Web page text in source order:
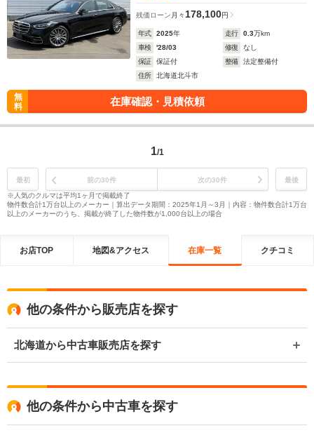
残価ローン 月々 178,100円
年式 2025年 走行 0.3万km
車検
'28/03 修復
なし
保証
保証付 整備
法定整備付
住所
北海道北斗市
無
料
在庫確認・見積依頼
1/1
最初 前の30件 次の30件
最後
※人気のクルマは平均1ヶ月で掲載終了
物件数合計1万台以上のメーカー｜算出データ期間：2025年1月～3月｜内容：物件数合計1万台
以上のメーカーのうち、掲載が終了した物件数が1,000台以上の場合
お店TOP 地図&アクセス 在庫一覧 クチコミ
他の条件から販売店を探す
北海道から中古車販売店を探す
他の条件から中古車を探す